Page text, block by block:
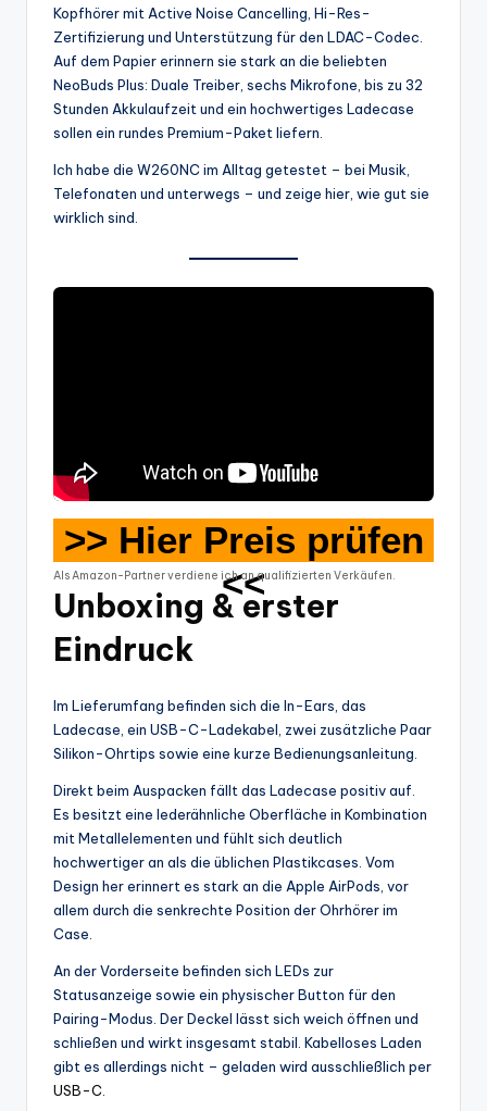
Kopfhörer mit Active Noise Cancelling, Hi-Res-
Zertifizierung und Unterstützung für den LDAC-Codec.
Auf dem Papier erinnern sie stark an die beliebten
NeoBuds Plus: Duale Treiber, sechs Mikrofone, bis zu 32
Stunden Akkulaufzeit und ein hochwertiges Ladecase
sollen ein rundes Premium-Paket liefern.
Ich habe die W260NC im Alltag getestet – bei Musik,
Telefonaten und unterwegs – und zeige hier, wie gut sie
wirklich sind.
>> Hier Preis prüfen
<<
Als Amazon-Partner verdiene ich an qualifizierten Verkäufen.
Unboxing & erster
Eindruck
Im Lieferumfang befinden sich die In-Ears, das
Ladecase, ein USB-C-Ladekabel, zwei zusätzliche Paar
Silikon-Ohrtips sowie eine kurze Bedienungsanleitung.
Direkt beim Auspacken fällt das Ladecase positiv auf.
Es besitzt eine lederähnliche Oberfläche in Kombination
mit Metallelementen und fühlt sich deutlich
hochwertiger an als die üblichen Plastikcases. Vom
Design her erinnert es stark an die Apple AirPods, vor
allem durch die senkrechte Position der Ohrhörer im
Case.
An der Vorderseite befinden sich LEDs zur
Statusanzeige sowie ein physischer Button für den
Pairing-Modus. Der Deckel lässt sich weich öffnen und
schließen und wirkt insgesamt stabil. Kabelloses Laden
gibt es allerdings nicht – geladen wird ausschließlich per
USB-C.